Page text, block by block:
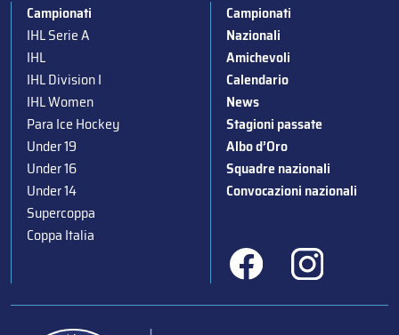
Campionati
IHL Serie A
IHL
IHL Division I
IHL Women
Para Ice Hockey
Under 19
Under 16
Under 14
Supercoppa
Coppa Italia
Campionati
Nazionali
Amichevoli
Calendario
News
Stagioni passate
Albo d’Oro
Squadre nazionali
Convocazioni nazionali